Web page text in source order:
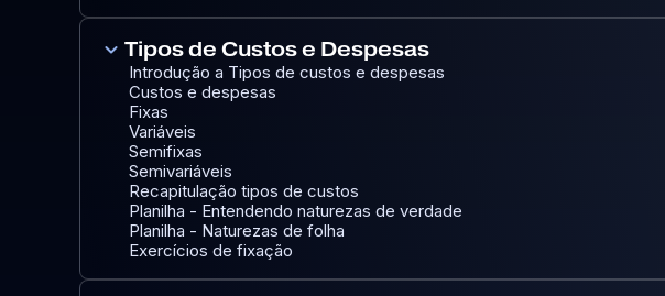
keyboard_arrow_down Tipos de Custos e Despesas
Introdução a Tipos de custos e despesas
Custos e despesas
Fixas
Variáveis
Semifixas
Semivariáveis
Recapitulação tipos de custos
Planilha - Entendendo naturezas de verdade
Planilha - Naturezas de folha
Exercícios de fixação